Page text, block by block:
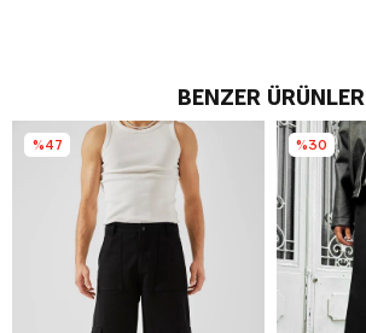
BENZER ÜRÜNLER
%47 %30